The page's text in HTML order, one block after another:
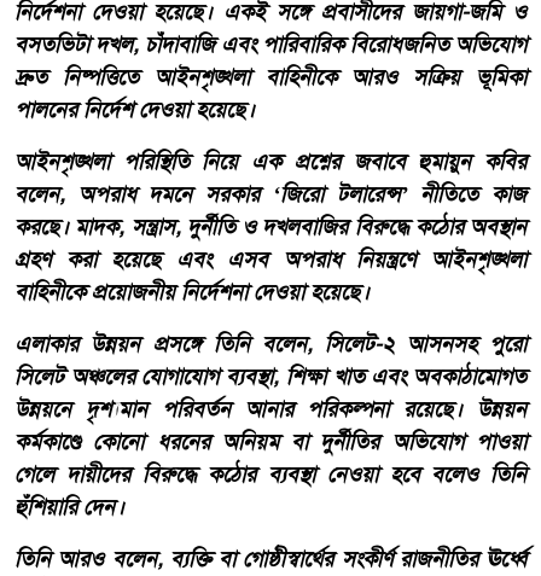
নির্দেশনা দেওয়া হয়েছে। একই সঙ্গে প্রবাসীদের জায়গা-জমি ও
বসতভিটা দখল, চাঁদাবাজি এবং পারিবারিক বিরোধজনিত অভিযোগ
দ্রুত নিষ্পত্তিতে আইনশৃঙ্খলা বাহিনীকে আরও সক্রিয় ভূমিকা
পালনের নির্দেশ দেওয়া হয়েছে।
আইনশৃঙ্খলা পরিস্থিতি নিয়ে এক প্রশ্নের জবাবে হুমায়ুন কবির
বলেন, অপরাধ দমনে সরকার ‘জিরো টলারেন্স’ নীতিতে কাজ
করছে। মাদক, সন্ত্রাস, দুর্নীতি ও দখলবাজির বিরুদ্ধে কঠোর অবস্থান
গ্রহণ করা হয়েছে এবং এসব অপরাধ নিয়ন্ত্রণে আইনশৃঙ্খলা
বাহিনীকে প্রয়োজনীয় নির্দেশনা দেওয়া হয়েছে।
এলাকার উন্নয়ন প্রসঙ্গে তিনি বলেন, সিলেট-২ আসনসহ পুরো
সিলেট অঞ্চলের যোগাযোগ ব্যবস্থা, শিক্ষা খাত এবং অবকাঠামোগত
উন্নয়নে দৃশ্যমান পরিবর্তন আনার পরিকল্পনা রয়েছে। উন্নয়ন
কর্মকাণ্ডে কোনো ধরনের অনিয়ম বা দুর্নীতির অভিযোগ পাওয়া
গেলে দায়ীদের বিরুদ্ধে কঠোর ব্যবস্থা নেওয়া হবে বলেও তিনি
হুঁশিয়ারি দেন।
তিনি আরও বলেন, ব্যক্তি বা গোষ্ঠীস্বার্থের সংকীর্ণ রাজনীতির ঊর্ধ্বে